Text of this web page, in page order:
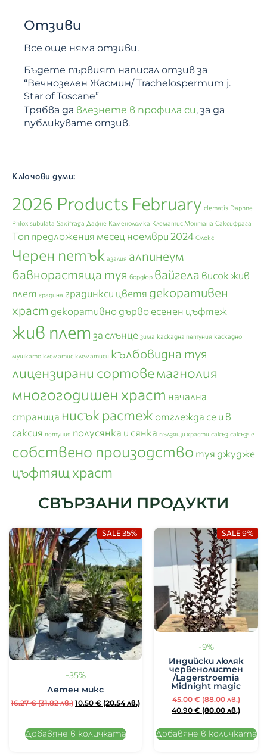
Отзиви
Все още няма отзиви.
Бъдете първият написал отзив за
“Вечнозелен Жасмин/ Trachelospermum j.
Star of Toscane”
Трябва да влезнете в профила си, за да
публикувате отзив.
Ключови думи:
2026 Products February clematis Daphne
Phlox subulata Saxifraga Дафне Каменоломка Клематис Монтана Саксифрага
Топ предложения месец ноември 2024 Флокс
Черен петък азалия алпинеум
бавнорастяща туя бордюр вайгела висок жив
плет градина градинкси цветя декоративен
храст декоративно дърво есенен цъфтеж
жив плет за слънце зима каскадна петуния каскадно
мушкато клематис клематиси кълбовидна туя
лицензирани сортовемагнолия
многогодишен храст начална
страница нисък растеж отглежда се и в
саксия петуния полусянка и сянка пълзящи храсти сакъз сакъзче
собствено произодство туя джудже
цъфтящ храст
СВЪРЗАНИ ПРОДУКТИ
-35%
Летен микс
SALE 35%
16.27€ (31.82 лв.) 10.50 € (20.54 лв.)
Добавяне в количката
-9%
Индийски люляк
червенолистен
/Lagerstroemia
Midnight magic
SALE 9%
45.00€ (88.00 лв.)
40.90 € (80.00 лв.)
Добавяне в количката